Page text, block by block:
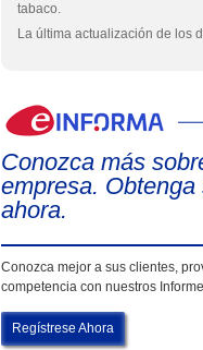
tabaco.
La última actualización de los
Conozca más
empresa. Obtenga
ahora.
Conozca mejor a sus clientes,
competencia con nuestros
Regístrese Ahora